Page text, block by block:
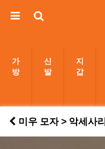
가
방
신
발
지
갑
미우 모자 > 악세사리